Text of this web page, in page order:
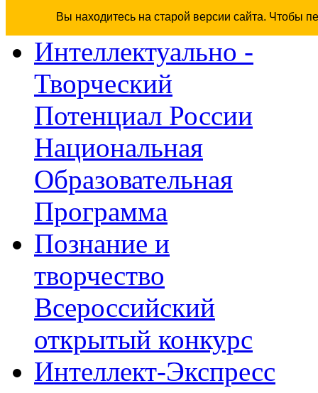
Вы находитесь на старой версии сайта. Чтобы
Интеллектуально -
Творческий
Потенциал России
Национальная
Образовательная
Программа
Познание и
творчество
Всероссийский
открытый конкурс
Интеллект-Экспресс